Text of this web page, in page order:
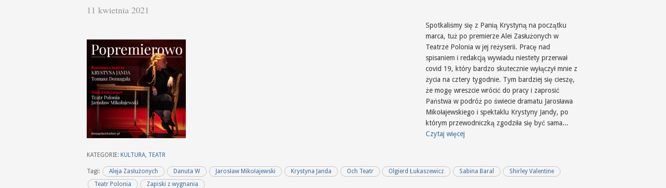
11 kwietnia 2021
Spotkaliśmy się z Panią Krystyną na początku
marca, tuż po premierze Alei Zasłużonych w
Teatrze Polonia w jej reżyserii. Pracę nad
spisaniem i redakcją wywiadu niestety przerwał
covid 19, który bardzo skutecznie wyłączył mnie z
życia na cztery tygodnie. Tym bardziej się cieszę,
że mogę wreszcie wrócić do pracy i zaprosić
Państwa w podróż po świecie dramatu Jarosława
Mikołajewskiego i spektaklu Krystyny Jandy, po
którym przewodniczką zgodziła się być sama...
Czytaj więcej
KATEGORIE: KULTURA TEATR
Tagi: Aleja Zasłużonych Danuta W Jarosław Mikołajewski Krystyna Janda Och Teatr Olgierd Łukaszewicz Sabina Baral
Shirley Valentine
Teatr Polonia
Zapiski z wygnania